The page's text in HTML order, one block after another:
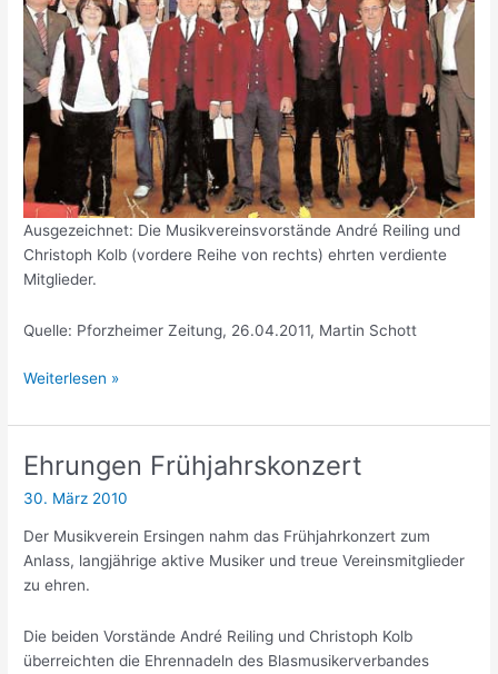
Ausgezeichnet: Die Musikvereinsvorstände André Reiling und
Christoph Kolb (vordere Reihe von rechts) ehrten verdiente
Mitglieder.
Quelle: Pforzheimer Zeitung, 26.04.2011, Martin Schott
Ehrungen
Weiterlesen »
Ehrungen Frühjahrskonzert
30. März 2010
Der Musikverein Ersingen nahm das Frühjahrkonzert zum
Anlass, langjährige aktive Musiker und treue Vereinsmitglieder
zu ehren.
Die beiden Vorstände André Reiling und Christoph Kolb
überreichten die Ehrennadeln des Blasmusikerverbandes